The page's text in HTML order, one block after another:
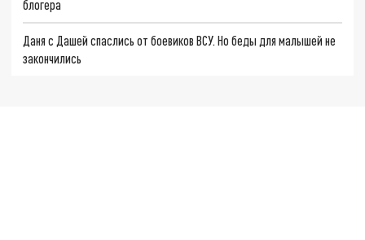
блогера
Даня с Дашей спаслись от боевиков ВСУ. Но беды для малышей не
закончились